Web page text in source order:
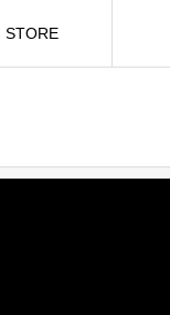
STORE